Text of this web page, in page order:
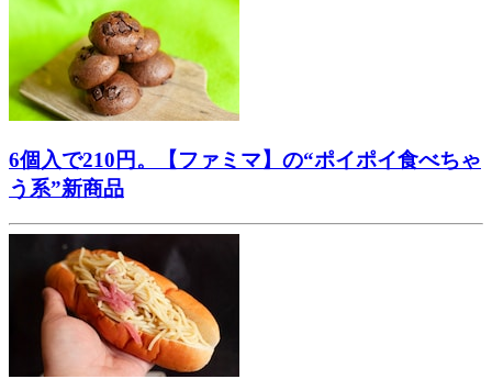
6個入で210円。【ファミマ】の“ポイポイ食べちゃ
う系”新商品